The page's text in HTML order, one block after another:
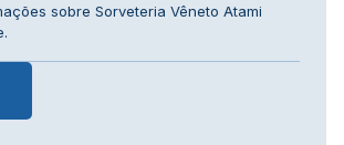
sobre Sorveteria Vêneto Atami